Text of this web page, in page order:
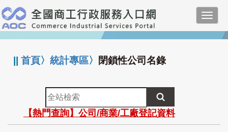
跳
到
主
要
:::
||首頁〉統計專區〉 閉鎖性公司名錄
全
站
檢
索
【熱門查詢】公司/商業/工廠登記資料